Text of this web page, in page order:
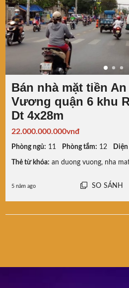
Bán nhà mặt tiền
Vương quận 6 khu
Dt 4x28m
22.000.000.000vnđ
Phòng ngủ: 11 Phòng tắm: 12
Thẻ từ khóa: an duong vuong, nha
5 năm ago SO SÁNH